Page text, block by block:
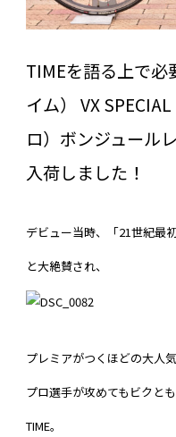
TIMEを語る上で必
イム） VX
ロ）ボンジュール
入荷しました！
デビュー当時、「21世紀最
と大絶賛され、
プレミアがつくほどの大人
プロ選手が攻めてもビクと
TIME。